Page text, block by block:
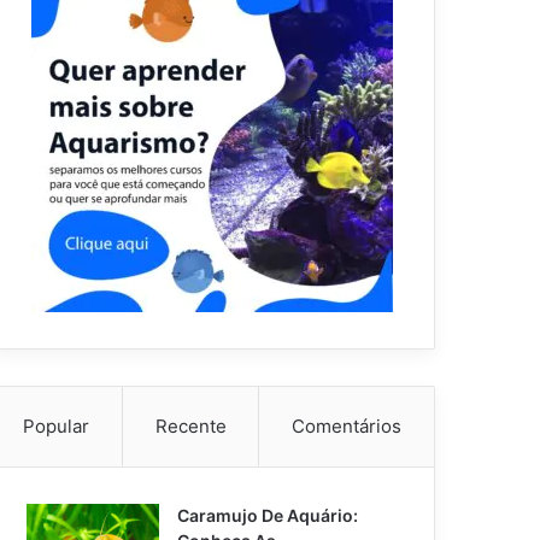
Popular Recente Comentários
Caramujo De Aquário: